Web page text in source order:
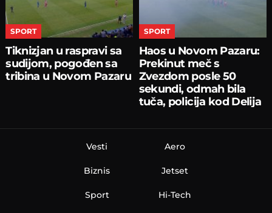
SPORT
Tiknizjan u raspravi sa
sudijom, pogođen sa
tribina u Novom Pazaru
SPORT
Haos u Novom Pazaru:
Prekinut meč s
Zvezdom posle 50
sekundi, odmah bila
tuča, policija kod Delija
Vesti
Biznis
Sport
Aero
Jetset
Hi-Tech